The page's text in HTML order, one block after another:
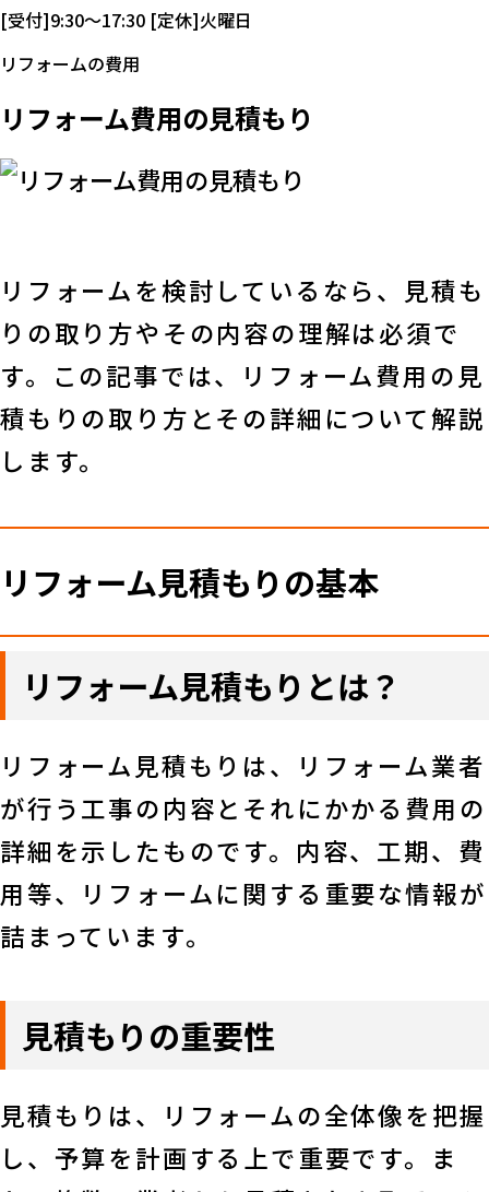
[受付]9:30～17:30 [定休]火曜日
リフォームの費用
リフォーム費用の見積もり
リフォームを検討しているなら、見積も
りの取り方やその内容の理解は必須で
す。この記事では、リフォーム費用の見
積もりの取り方とその詳細について解説
します。
リフォーム見積もりの基本
リフォーム見積もりとは？
リフォーム見積もりは、リフォーム業者
が行う工事の内容とそれにかかる費用の
詳細を示したものです。内容、工期、費
用等、リフォームに関する重要な情報が
詰まっています。
見積もりの重要性
見積もりは、リフォームの全体像を把握
し、予算を計画する上で重要です。ま